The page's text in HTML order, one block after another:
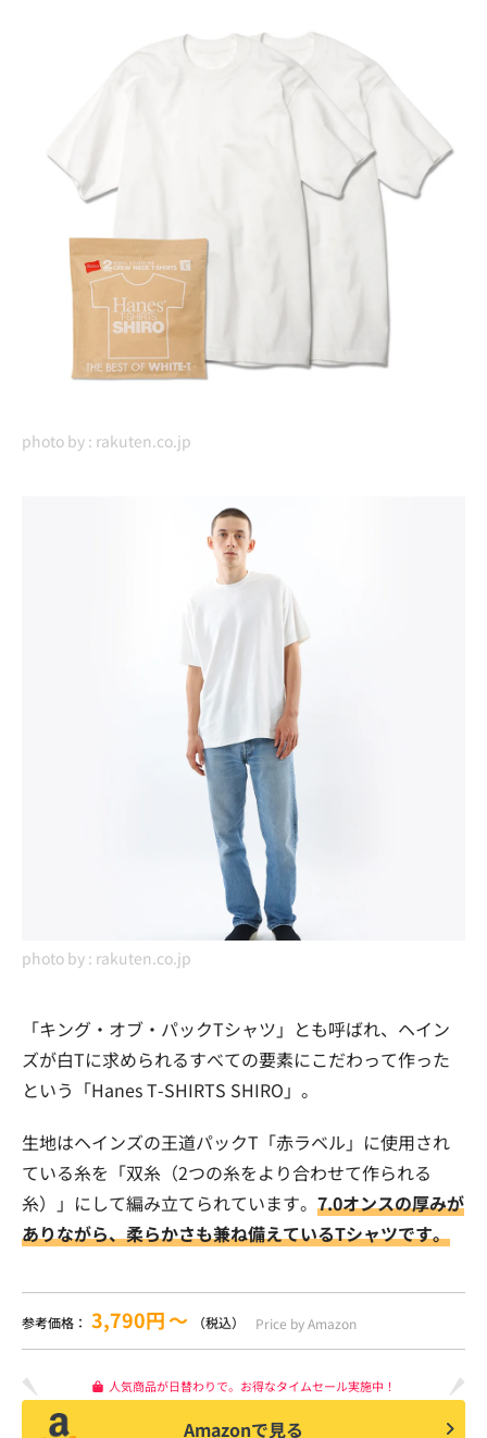
photo by : rakuten.co.jp
photo by : rakuten.co.jp
「キング・オブ・パックTシャツ」とも呼ばれ、ヘイン
ズが白Tに求められるすべての要素にこだわって作った
という「Hanes T-SHIRTS SHIRO」。
生地はヘインズの王道パックT「赤ラベル」に使用され
ている糸を「双糸（2つの糸をより合わせて作られる
糸）」にして編み立てられています。 7.0オンスの厚みが
ありながら、柔らかさも兼ね備えているTシャツです。
参考価格： 3,790円〜 （税込） Price by Amazon
人気商品が日替わりで。お得なタイムセール実施中！
Amazonで見る